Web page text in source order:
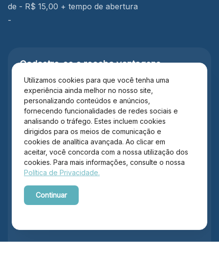
Utilizamos cookies para que você tenha uma
experiência ainda melhor no nosso site,
personalizando conteúdos e anúncios,
fornecendo funcionalidades de redes sociais e
analisando o tráfego. Estes incluem cookies
dirigidos para os meios de comunicação e
cookies de analítica avançada. Ao clicar em
aceitar, você concorda com a nossa utilização dos
cookies. Para mais informações, consulte o nossa
Política de Privacidade.
Continuar
de - R$ 15,00 + tempo de abertura
-
Cadastre-se e recebavantagens
exclusivas.
Ao se cadastrar você confirma em receber informações